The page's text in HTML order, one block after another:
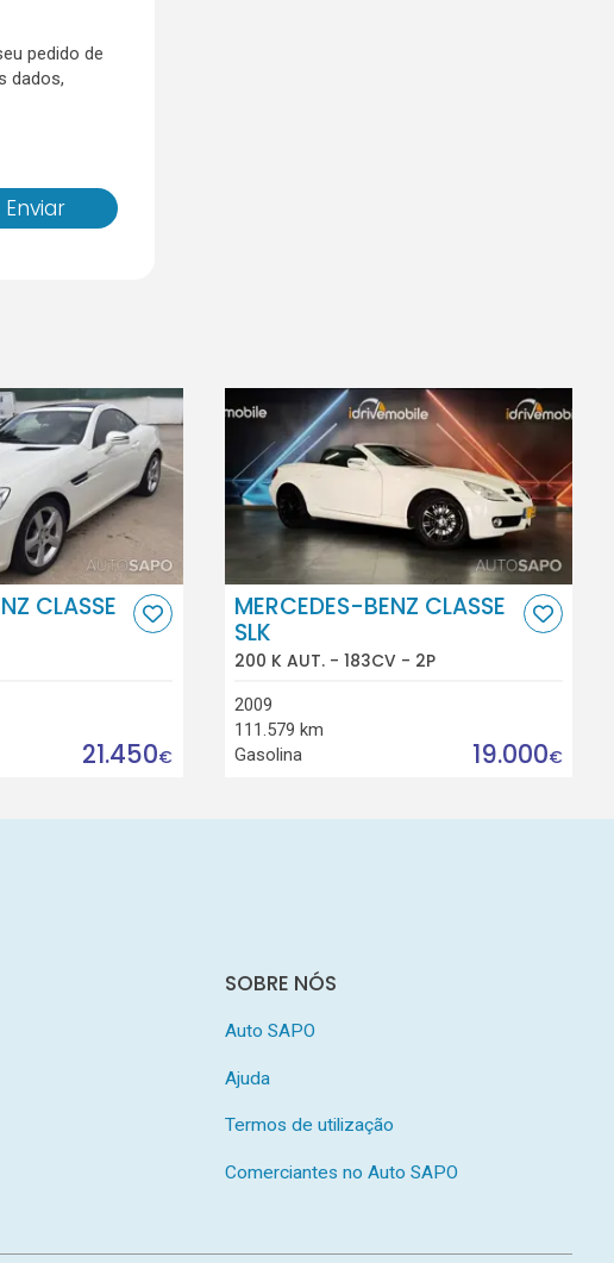
pedido de
dados,
Enviar
CLASSE
21.450€
MERCEDES-BENZ CLASSE
SLK
200 K AUT. - 183CV - 2P
2009
111.579 km
Gasolina
19.000€
SOBRE NÓS
Auto SAPO
Ajuda
Termos de utilização
Comerciantes no Auto SAPO